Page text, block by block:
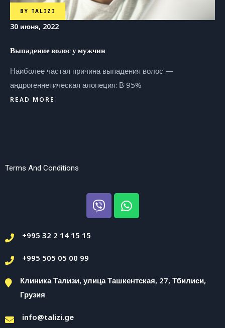
BY TALIZI
30 июня, 2022
Выпадение волос у мужчин
Наиболее частая причина выпадения волос —
андрогеннетическая алопеция: В 95%
READ MORE
Terms And Conditions
+995 32 2 14 15 15
+995 505 05 00 99
Клиника Тализи, улица Ташкентская, 27, Тбилиси,
Грузия
info@talizi.ge